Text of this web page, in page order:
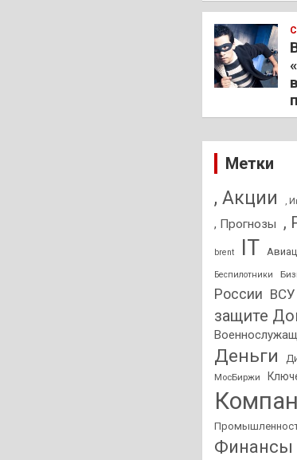
Метки
, Акции ,
, Прогнозы ,
brent IT
Беспилотники
России ВСУ
защите
Деньги
МосБиржи
Финансы